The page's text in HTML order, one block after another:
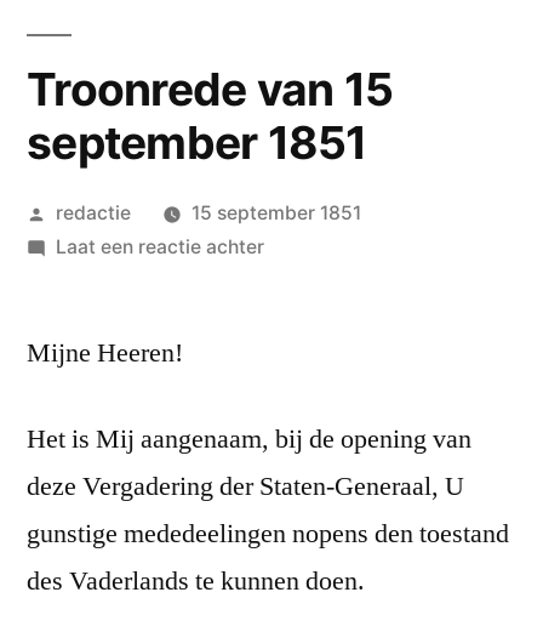
Troonrede van 15
september 1851
Geplaatst
door
redactie
15 september 1851
Laat een reactie achterop
Mijne Heeren!
Het is Mij aangenaam, bij de opening van
deze Vergadering der Staten-Generaal, U
gunstige mededeelingen nopens den toestand
des Vaderlands te kunnen doen.